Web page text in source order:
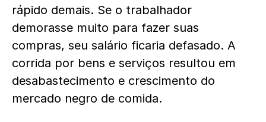
rápido demais. Se o trabalhador
demorasse muito para fazer suas
compras, seu salário ficaria defasado. A
corrida por bens e serviços resultou em
desabastecimento e crescimento do
mercado negro de comida.